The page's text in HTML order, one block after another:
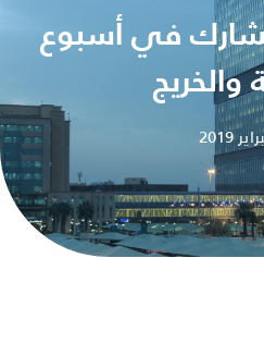
في أسبوع
والخريج